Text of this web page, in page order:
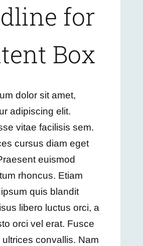
for
Box
dolor sit amet,
adipiscing elit.
vitae facilisis sem.
cursus diam eget
euismod
rhoncus. Etiam
quis blandit
libero luctus orci, a
orci vel erat. Fusce
ultrices convallis. Nam